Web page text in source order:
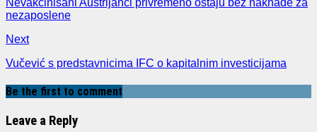
nezaposlene
Next
Vučević s predstavnicima IFC o kapitalnim investicijama
Be the first to comment
Leave a Reply